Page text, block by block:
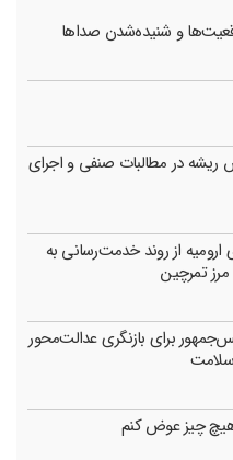
و شنیده‌شدن صداها
ریشه در مطالبات صنفی و اجرای
از روند خدمت‌رسانی به
تمرچین
برای بازنگری عدالت‌محور
سلامت
چیز عوض کنم